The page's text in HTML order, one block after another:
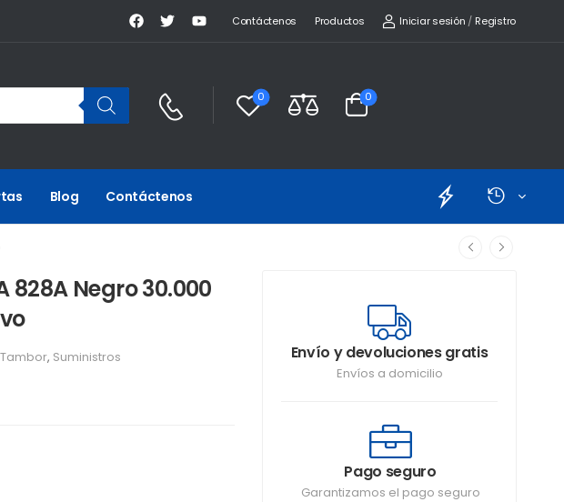
Contáctenos Productos Iniciar sesión / Registro
0 0
Blog Contáctenos
Envío y devoluciones gratis
Envíos a domicilio
Pago seguro
Garantizamos el pago seguro
828A Negro 30.000
, Suministros